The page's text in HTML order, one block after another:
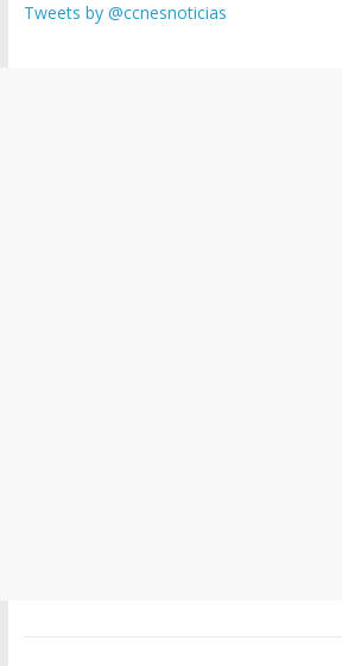
Tweets by @ccnesnoticias